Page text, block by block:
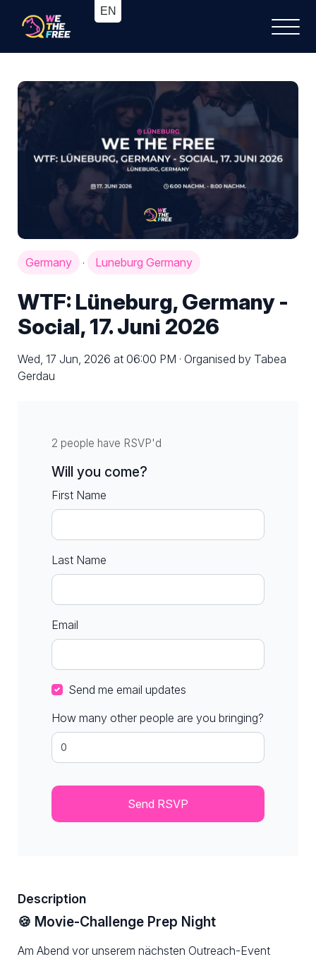
Germany · Luneburg Germany
WTF: Lüneburg, Germany -
Social, 17. Juni 2026
Wed, 17 Jun, 2026 at 06:00 PM · Organised by Tabea
Gerdau
2 people have RSVP'd
Will you come?
First Name
Last Name
Email
Send me email updates
How many other people are you bringing?
Description
🍪 Movie-Challenge Prep Night
Am Abend vor unserem nächsten Outreach-Event